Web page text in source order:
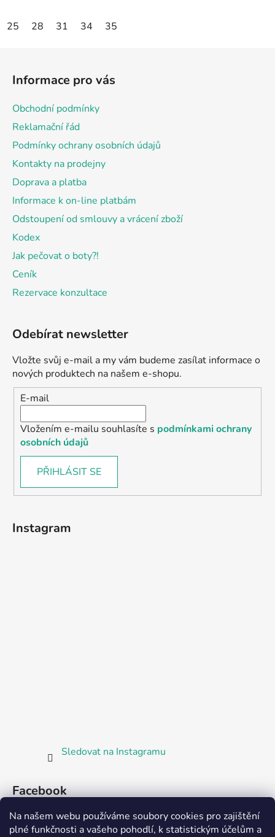
Na našem webu používáme soubory cookies pro zajištění
plné funkčnosti a vašeho pohodlí, k statistickým účelům a
25 28 31 34 35
Informace pro vás
Obchodní podmínky
Reklamační řád
Podmínky ochrany osobních údajů
Kontakty na prodejny
Doprava a platba
Informace k on-line platbám
Odstoupení od smlouvy a vrácení zboží
Kodex
Jak pečovat o boty?!
Ceník
Rezervace konzultace
Odebírat newsletter
Vložte svůj e-mail a my vám budeme zasílat informace o
nových produktech na našem e-shopu.
E-mail
Vložením e-mailu souhlasíte s podmínkami ochrany
osobních údajů
PŘIHLÁSIT SE
Instagram
Sledovat na Instagramu
Facebook